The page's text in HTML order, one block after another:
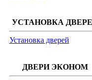
УСТАНОВКА
Установка дверей
ДВЕРИ ЭКОНОМ